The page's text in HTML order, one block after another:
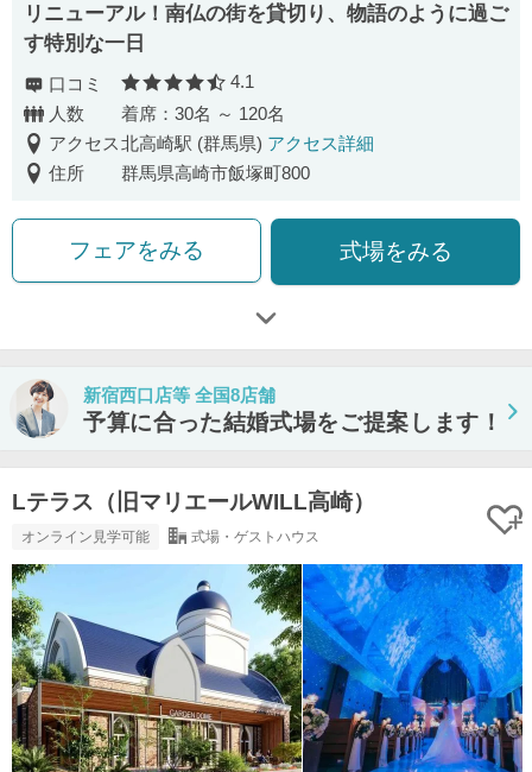
リニューアル！南仏の街を貸切り、物語のように過ご
す特別な一日
口コミ 口コミ評価
4.1
人数
着席：30名 ～ 120名
アクセス北高崎駅 (群馬県) アクセス詳細
住所
群馬県高崎市飯塚町800
フェアをみる 式場をみる
新宿西口店等 全国8店舗
予算に合った結婚式場をご提案します！
Lテラス（旧マリエールWILL高崎）
オンライン見学可能 式場・ゲストハウス